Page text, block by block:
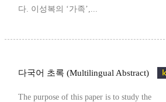
다. 이성복의 ‘가족’,...
다국어 초록 (Multilingual Abstract)
The purpose of this paper is to study the